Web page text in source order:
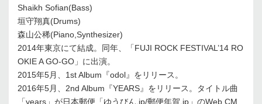
Shaikh Sofian(Bass)
垣守翔真(Drums)
森山公稀(Piano,Synthesizer)
2014年東京にて結成。同年、「FUJI ROCK FESTIVAL’14 RO
OKIE A GO-GO」に出演。
2015年5月、1st Album『odol』をリリース。
2016年5月、2nd Album『YEARS』をリリース。タイトル曲
「years」が日本郵便「ゆうびん.jp/郵便年賀.jp」のWeb CM